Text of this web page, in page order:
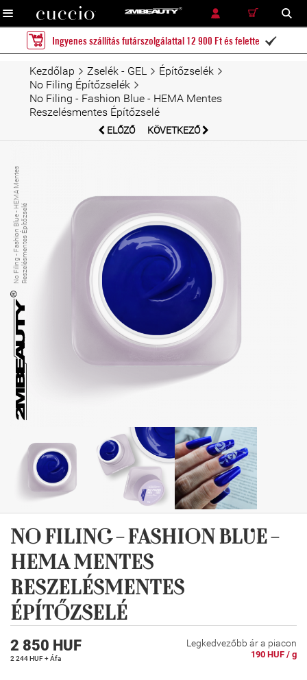
RÉSZLETES KERESÉS KERESÉS
Ingyenes szállítás futárszolgálattal 12 900 Ft és felette 
Kezdőlap Zselék - GEL
Építőzselék
No Filing Építőzselék
No Filing - Fashion Blue - HEMA Mentes
Reszelésmentes Építőzselé
ELŐZŐ KÖVETKEZŐ
N
o
Fili
n
g
-
F
a
s
hi
o
n
Bl
u
e
-H
E
M
A
M
e
n
t
e
s
R
e
s
z
el
é
s
m
e
n
t
e
s
É
pí
t
ő
z
s
elé
NO FILING - FASHION BLUE -
HEMA MENTES
RESZELÉSMENTES
ÉPÍTŐZSELÉ
Legkedvezőbb ár a piacon
190 HUF / g
2 850 HUF
2 244 HUF + Áfa